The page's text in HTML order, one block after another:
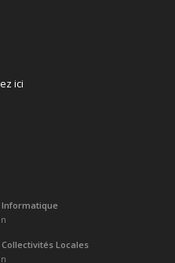
ici
Informatique
Collectivités Locales